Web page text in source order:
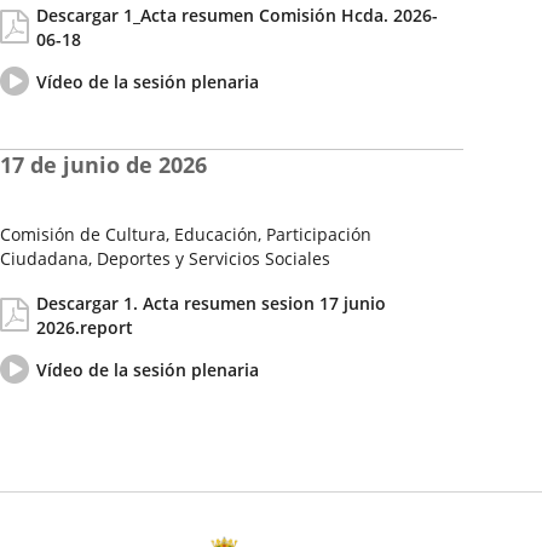
de
la
Sesión
Descargar 1_Acta resumen Comisión Hcda. 2026-
06-18
Vídeo
del
Vídeo de la sesión plenaria
aplicación
Comisión de Cultura, Educación, Participación
Ciudadana, Deportes y Servicios Sociales
de
la
Sesión
17 de junio de 2026
Descargar 1. Acta resumen sesion 17 junio
2026.report
Vídeo
del
Vídeo de la sesión plenaria